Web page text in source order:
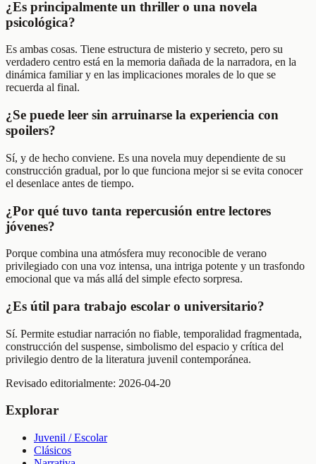
¿Es principalmente un thriller o una novela
psicológica?
Es ambas cosas. Tiene estructura de misterio y secreto, pero su
verdadero centro está en la memoria dañada de la narradora, en la
dinámica familiar y en las implicaciones morales de lo que se
recuerda al final.
¿Se puede leer sin arruinarse la experiencia con
spoilers?
Sí, y de hecho conviene. Es una novela muy dependiente de su
construcción gradual, por lo que funciona mejor si se evita conocer
el desenlace antes de tiempo.
¿Por qué tuvo tanta repercusión entre lectores
jóvenes?
Porque combina una atmósfera muy reconocible de verano
privilegiado con una voz intensa, una intriga potente y un trasfondo
emocional que va más allá del simple efecto sorpresa.
¿Es útil para trabajo escolar o universitario?
Sí. Permite estudiar narración no fiable, temporalidad fragmentada,
construcción del suspense, simbolismo del espacio y crítica del
privilegio dentro de la literatura juvenil contemporánea.
Revisado editorialmente: 2026-04-20
Explorar
Juvenil / Escolar
Clásicos